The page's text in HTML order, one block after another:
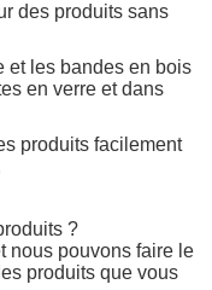
des produits sans
et les bandes en bois
en verre et dans
produits facilement
?
nous pouvons faire le
produits que vous